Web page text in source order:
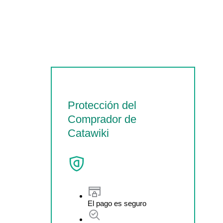
Protección del
Comprador de
Catawiki
El pago es seguro